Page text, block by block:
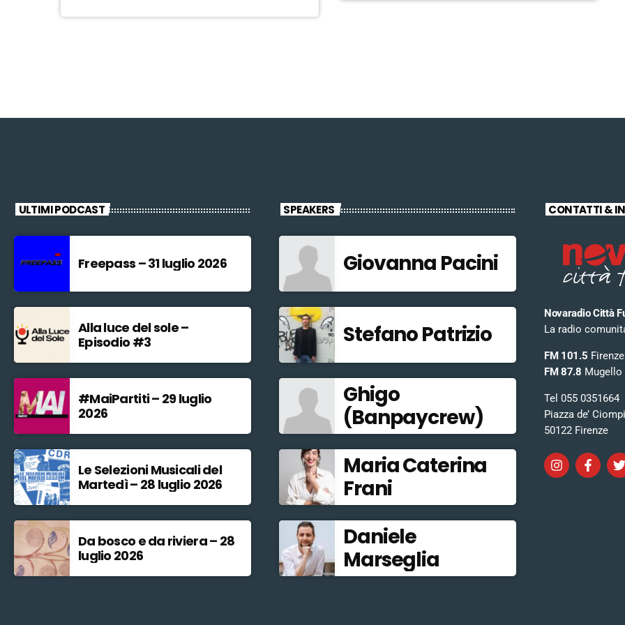
ULTIMI PODCAST
Freepass – 31 luglio 2026
Alla luce del sole –
Episodio #3
#MaiPartiti – 29 luglio
2026
Le Selezioni Musicali del
Martedì – 28 luglio 2026
Da bosco e da riviera – 28
luglio 2026
SPEAKERS
Giovanna Pacini
Stefano Patrizio
Ghigo
(Banpaycrew)
Maria Caterina
Frani
Daniele
Marseglia
CONTATTI &
Novaradio Città
La radio
FM 101.5
FM 87.8 Mugello
Tel 055 0351664
Piazza de’
50122 Firenze